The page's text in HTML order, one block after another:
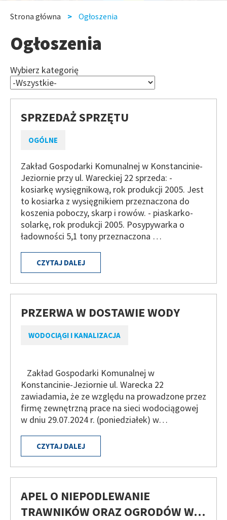
nawigacyjna
Strona główna Ogłoszenia
Ogłoszenia
Wybierz kategorię
SPRZEDAŻ SPRZĘTU
OGÓLNE
Zakład Gospodarki Komunalnej w Konstancinie-
Jeziornie przy ul. Wareckiej 22 sprzeda: -
kosiarkę wysięgnikową, rok produkcji 2005. Jest
to kosiarka z wysięgnikiem przeznaczona do
koszenia poboczy, skarp i rowów. - piaskarko-
solarkę, rok produkcji 2005. Posypywarka o
ładowności 5,1 tony przeznaczona …
CZYTAJ DALEJ
PRZERWA W DOSTAWIE WODY
WODOCIĄGI I KANALIZACJA
Zakład Gospodarki Komunalnej w
Konstancinie-Jeziornie ul. Warecka 22
zawiadamia, że ze względu na prowadzone przez
firmę zewnętrzną prace na sieci wodociągowej
w dniu 29.07.2024 r. (poniedziałek) w…
CZYTAJ DALEJ
APEL O NIEPODLEWANIE
TRAWNIKÓW ORAZ OGRODÓW W…